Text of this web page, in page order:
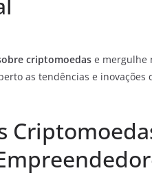
criptomoedas e mergulhe
as tendências e